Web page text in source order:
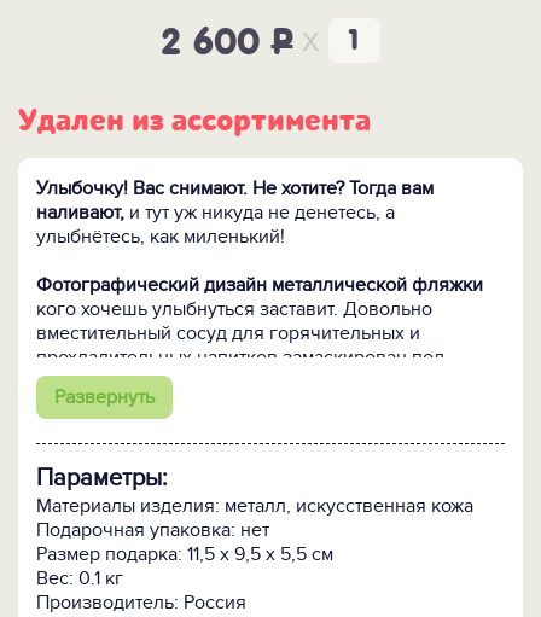
2 600P x
Удален из ассортимента
Улыбочку! Вас снимают. Не хотите? Тогда вам
наливают, и тут уж никуда не денетесь, а
улыбнётесь, как миленький!
Фотографический дизайн металлической фляжки
кого хочешь улыбнуться заставит. Довольно
вместительный сосуд для горячительных и
прохладительных напитков замаскирован под
советский любительский фотоаппарат. Длинный
ремешок позволяет положительные эмоции всегда
весёлого селфи!
Кому подарить:Фотографам, моделям и всем
ловцам удачных кадров и нестандартных
впечатлений.
Развернуть
Параметры:
Материалы изделия: металл, искусственная кожа
Подарочная упаковка: нет
Размер подарка: 11,5 х 9,5 х 5,5 см
Вес: 0.1 кг
Производитель: Россия